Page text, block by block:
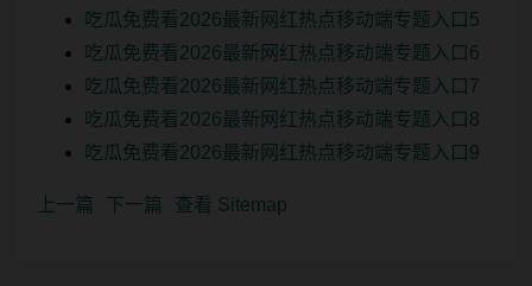
吃瓜免费看2026最新网红热点移动端专题入口5
吃瓜免费看2026最新网红热点移动端专题入口6
吃瓜免费看2026最新网红热点移动端专题入口7
吃瓜免费看2026最新网红热点移动端专题入口8
吃瓜免费看2026最新网红热点移动端专题入口9
上一篇 下一篇 查看 Sitemap